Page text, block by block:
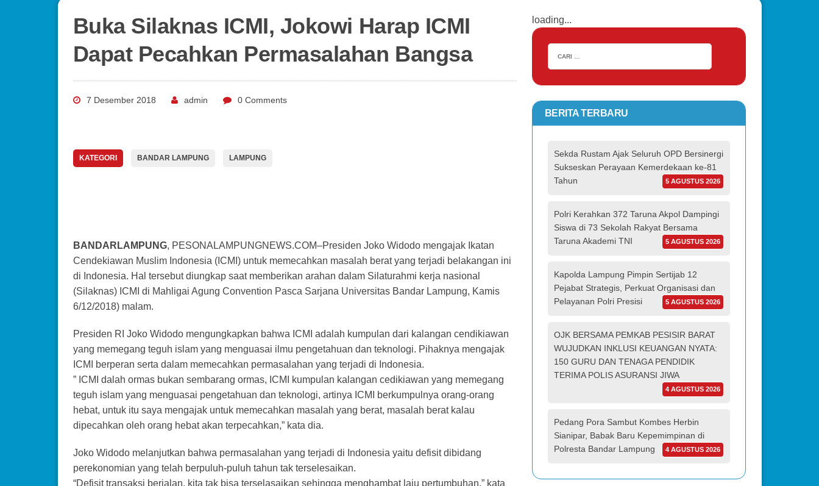
Buka Silaknas ICMI, Jokowi Harap ICMI
Dapat Pecahkan Permasalahan Bangsa
7 Desember 2018 admin 0 Comments
KATEGORI BANDAR LAMPUNG LAMPUNG
BANDARLAMPUNG, PESONALAMPUNGNEWS.COM–Presiden Joko Widodo mengajak Ikatan
Cendekiawan Muslim Indonesia (ICMI) untuk memecahkan masalah berat yang terjadi belakangan ini
di Indonesia. Hal tersebut diungkap saat memberikan arahan dalam Silaturahmi kerja nasional
(Silaknas) ICMI di Mahligai Agung Convention Pasca Sarjana Universitas Bandar Lampung, Kamis
6/12/2018) malam.
Presiden RI Joko Widodo mengungkapkan bahwa ICMI adalah kumpulan dari kalangan cendikiawan
yang memegang teguh islam yang menguasai ilmu pengetahuan dan teknologi. Pihaknya mengajak
ICMI berperan serta dalam memecahkan permasalahan yang terjadi di Indonesia.
” ICMI dalah ormas bukan sembarang ormas, ICMI kumpulan kalangan cedikiawan yang memegang
teguh islam yang menguasai pengetahuan dan teknologi, artinya ICMI berkumpulnya orang-orang
hebat, untuk itu saya mengajak untuk memecahkan masalah yang berat, masalah berat kalau
dipecahkan oleh orang hebat akan terpecahkan,” kata dia.
Joko Widodo melanjutkan bahwa permasalahan yang terjadi di Indonesia yaitu defisit dibidang
perekonomian yang telah berpuluh-puluh tahun tak terselesaikan.
“Defisit transaksi berjalan, kita tak bisa terselasaikan sehingga menghambat laju pertumbuhan,” kata
loading...
BERITA TERBARU
Sekda Rustam Ajak Seluruh OPD Bersinergi
Sukseskan Perayaan Kemerdekaan ke-81
Tahun
5 AGUSTUS 2026
Polri Kerahkan 372 Taruna Akpol Dampingi
Siswa di 73 Sekolah Rakyat Bersama
Taruna Akademi TNI
5 AGUSTUS 2026
Kapolda Lampung Pimpin Sertijab 12
Pejabat Strategis, Perkuat Organisasi dan
Pelayanan Polri Presisi
5 AGUSTUS 2026
OJK BERSAMA PEMKAB PESISIR BARAT
WUJUDKAN INKLUSI KEUANGAN NYATA:
150 GURU DAN TENAGA PENDIDIK
TERIMA POLIS ASURANSI JIWA
4 AGUSTUS 2026
Pedang Pora Sambut Kombes Herbin
Sianipar, Babak Baru Kepemimpinan di
Polresta Bandar Lampung
4 AGUSTUS 2026